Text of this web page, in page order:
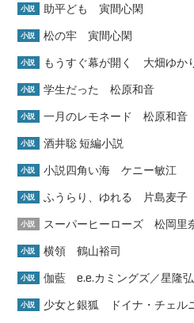
小説 助平ども 寅間心閑
小説 松の牢 寅間心閑
小説 もうすぐ幕が開く 大畑ゆか
小説 学生だった 松原和音
小説 一月のレモネード 松原和音
小説 酒井聡 短編小説
小説 小説四角い海 ケニー敏江
小説 ふうらり、ゆれる 片島麦子
小説 スーパーヒーローズ 松岡里
小説 横領 鶴山裕司
小説 伽藍 e.e.カミングズ／星隆弘
小説 少女と銀狐 ドイナ・チェル